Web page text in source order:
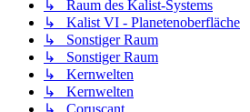
↳ Raum des Kalist-Systems
↳ Kalist VI - Planetenoberfläche
↳ Sonstiger Raum
↳ Sonstiger Raum
↳ Kernwelten
↳ Kernwelten
↳ Coruscant